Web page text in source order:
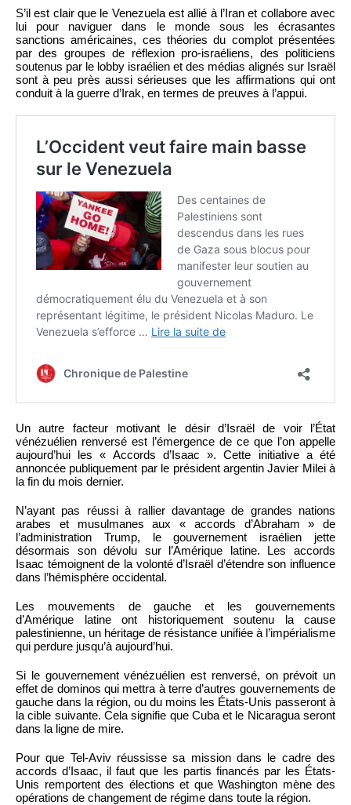
S’il est clair que le Venezuela est allié à l’Iran et collabore avec
lui pour naviguer dans le monde sous les écrasantes
sanctions américaines, ces théories du complot présentées
par des groupes de réflexion pro-israéliens, des politiciens
soutenus par le lobby israélien et des médias alignés sur Israël
sont à peu près aussi sérieuses que les affirmations qui ont
conduit à la guerre d’Irak, en termes de preuves à l’appui.
Un autre facteur motivant le désir d’Israël de voir l’État
vénézuélien renversé est l’émergence de ce que l’on appelle
aujourd’hui les « Accords d’Isaac ». Cette initiative a été
annoncée publiquement par le président argentin Javier Milei à
la fin du mois dernier.
N’ayant pas réussi à rallier davantage de grandes nations
arabes et musulmanes aux « accords d’Abraham » de
l’administration Trump, le gouvernement israélien jette
désormais son dévolu sur l’Amérique latine. Les accords
Isaac témoignent de la volonté d’Israël d’étendre son influence
dans l’hémisphère occidental.
Les mouvements de gauche et les gouvernements
d’Amérique latine ont historiquement soutenu la cause
palestinienne, un héritage de résistance unifiée à l’impérialisme
qui perdure jusqu’à aujourd’hui.
Si le gouvernement vénézuélien est renversé, on prévoit un
effet de dominos qui mettra à terre d’autres gouvernements de
gauche dans la région, ou du moins les États-Unis passeront à
la cible suivante. Cela signifie que Cuba et le Nicaragua seront
dans la ligne de mire.
Pour que Tel-Aviv réussisse sa mission dans le cadre des
accords d’Isaac, il faut que les partis financés par les États-
Unis remportent des élections et que Washington mène des
opérations de changement de régime dans toute la région.